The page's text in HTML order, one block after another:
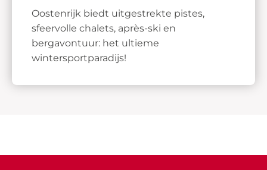
Oostenrijk biedt uitgestrekte pistes,
sfeervolle chalets, après-ski en
bergavontuur: het ultieme
wintersportparadijs!